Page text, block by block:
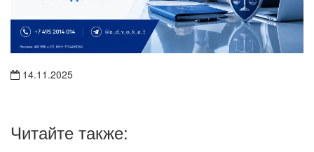
14.11.2025
Читайте также: